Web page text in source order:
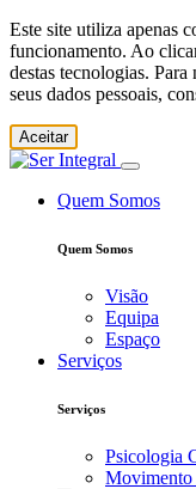
Este site utiliza apenas
funcionamento. Ao
destas tecnologias.
seus dados pessoais,
Aceitar
Quem Somos
Quem Somos
Visão
Equipa
Espaço
Serviços
Serviços
Psicologia
Movimento